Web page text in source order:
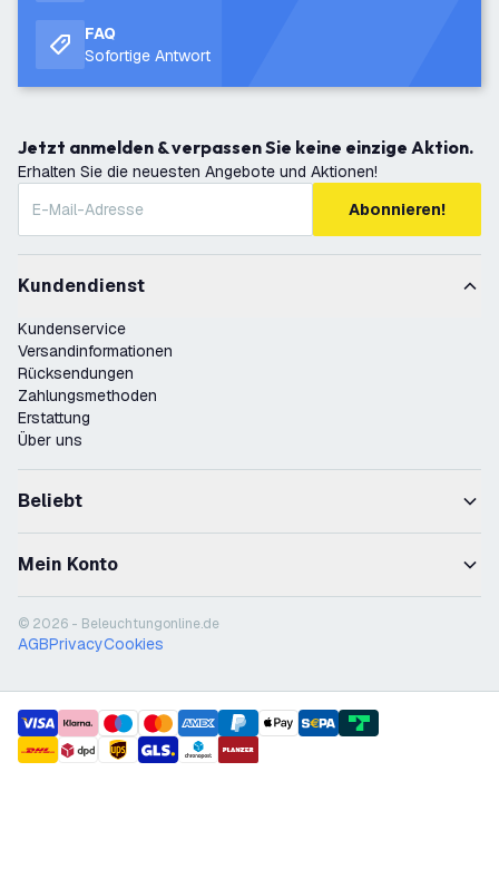
FAQ
Sofortige Antwort
Jetzt anmelden & verpassen Sie keine einzige Aktion.
Erhalten Sie die neuesten Angebote und Aktionen!
Abonnieren!
Kundendienst
Kundenservice
Versandinformationen
Rücksendungen
Zahlungsmethoden
Erstattung
Über uns
Beliebt
Mein Konto
© 2026 - Beleuchtungonline.de
AGBPrivacyCookies
payment methods
shipment methods